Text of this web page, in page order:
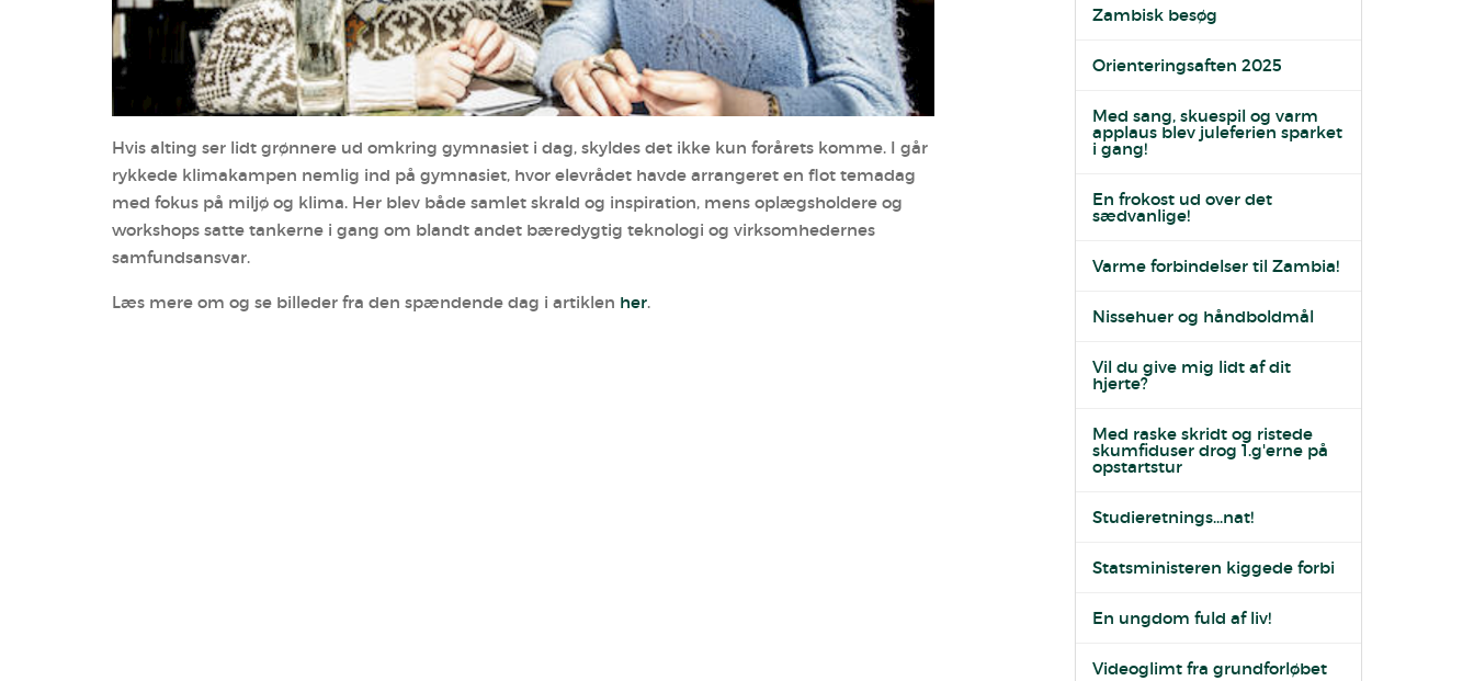
Hvis alting ser lidt grønnere ud omkring gymnasiet i dag, skyldes det ikke kun forårets komme. I går
rykkede klimakampen nemlig ind på gymnasiet, hvor elevrådet havde arrangeret en flot temadag
med fokus på miljø og klima. Her blev både samlet skrald og inspiration, mens oplægsholdere og
workshops satte tankerne i gang om blandt andet bæredygtig teknologi og virksomhedernes
samfundsansvar.
Læs mere om og se billeder fra den spændende dag i artiklen her.
Zambisk besøg
Orienteringsaften 2025
Med sang, skuespil og varm
applaus blev juleferien sparket
i gang!
En frokost ud over det
sædvanlige!
Varme forbindelser til Zambia!
Nissehuer og håndboldmål
Vil du give mig lidt af dit
hjerte?
Med raske skridt og ristede
skumfiduser drog 1.g'erne på
opstartstur
Studieretnings...nat!
Statsministeren kiggede forbi
En ungdom fuld af liv!
Videoglimt fra grundforløbet